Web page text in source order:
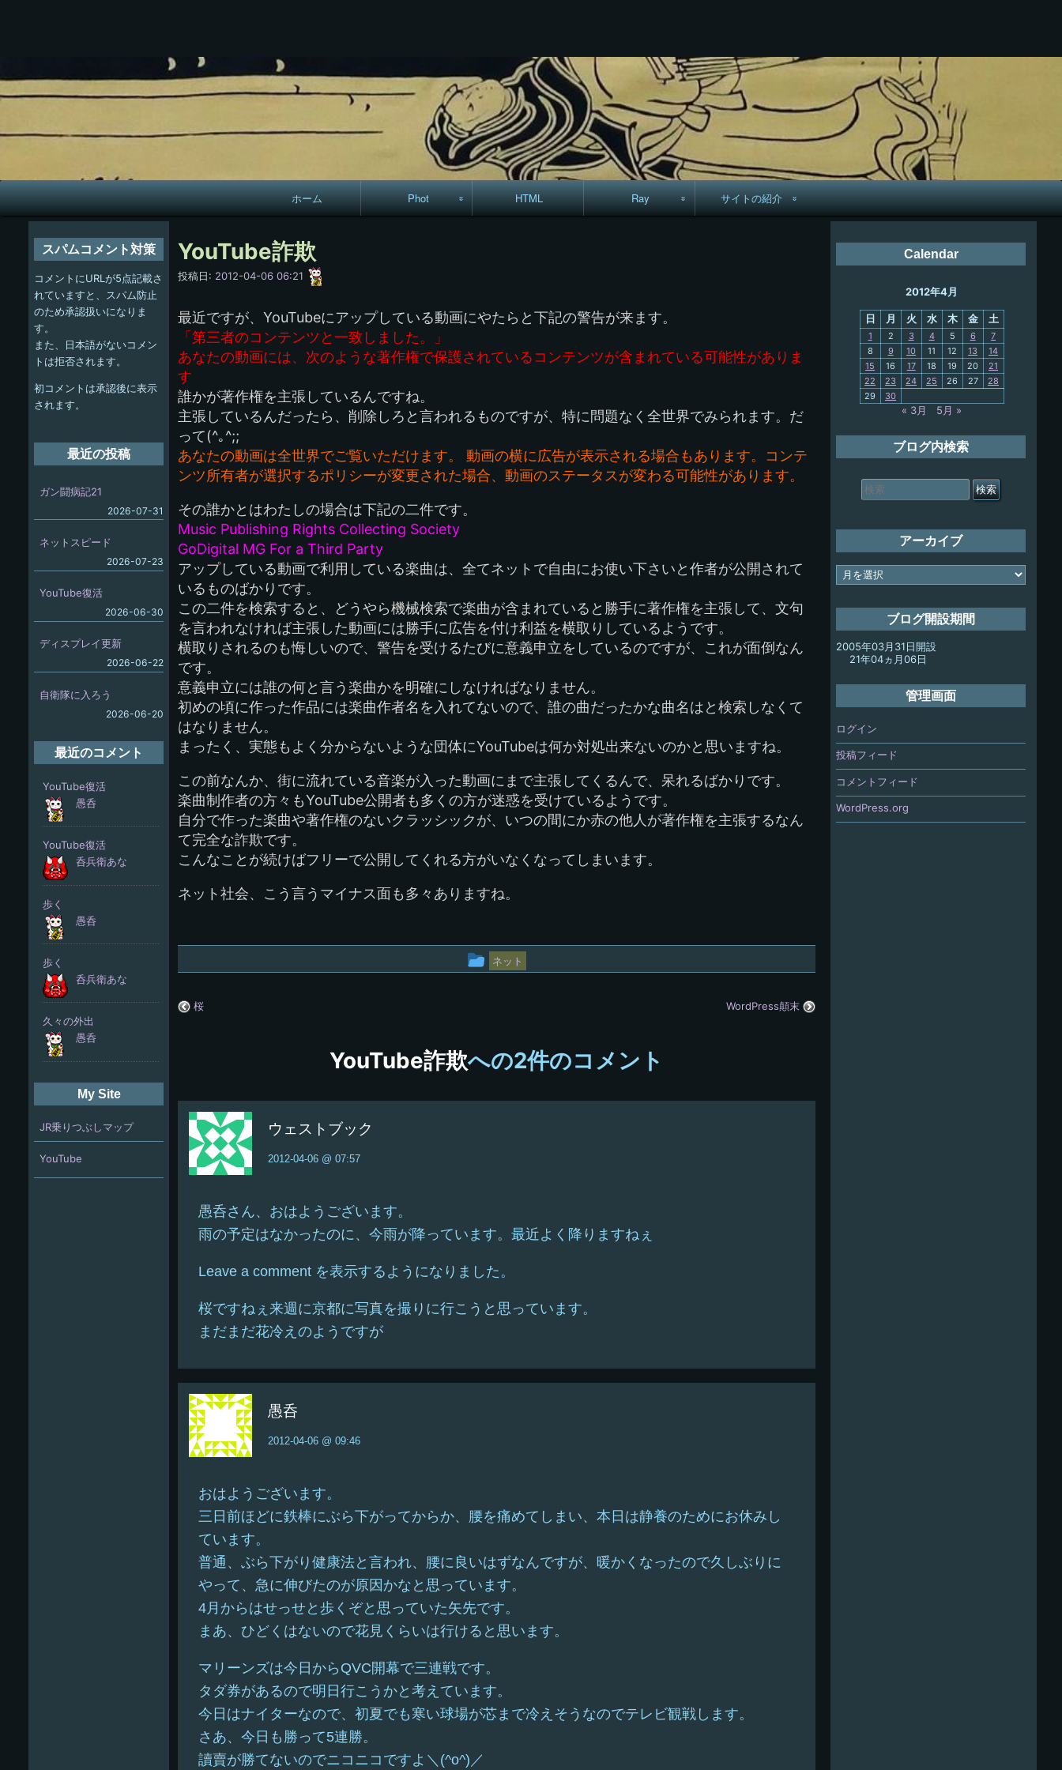
ン
ツ
へ
ス
キ
ッ
プ
メ
イ
ホーム Phot
手拭いの旅
HTML Ray サイトの紹介
My-PC
YouTube詐欺
投稿日: 2012-04-06 06:21
最近ですが、YouTubeにアップしている動画にやたらと下記の警告が来ます。
「第三者のコンテンツと一致しました。」
あなたの動画には、次のような著作権で保護されているコンテンツが含まれている可能性がありま
す
誰かが著作権を主張しているんですね。
主張しているんだったら、削除しろと言われるものですが、特に問題なく全世界でみられます。だ
って(^｡^;;
あなたの動画は全世界でご覧いただけます。 動画の横に広告が表示される場合もあります。コンテ
ンツ所有者が選択するポリシーが変更された場合、動画のステータスが変わる可能性があります。
その誰かとはわたしの場合は下記の二件です。
Music Publishing Rights Collecting Society
GoDigital MG For a Third Party
アップしている動画で利用している楽曲は、全てネットで自由にお使い下さいと作者が公開されて
いるものばかりです。
この二件を検索すると、どうやら機械検索で楽曲が含まれていると勝手に著作権を主張して、文句
を言われなければ主張した動画には勝手に広告を付け利益を横取りしているようです。
横取りされるのも悔しいので、警告を受けるたびに意義申立をしているのですが、これが面倒なん
です。
意義申立には誰の何と言う楽曲かを明確にしなければなりません。
初めの頃に作った作品には楽曲作者名を入れてないので、誰の曲だったかな曲名はと検索しなくて
はなりません。
まったく、実態もよく分からないような団体にYouTubeは何か対処出来ないのかと思いますね。
この前なんか、街に流れている音楽が入った動画にまで主張してくるんで、呆れるばかりです。
楽曲制作者の方々もYouTube公開者も多くの方が迷惑を受けているようです。
自分で作った楽曲や著作権のないクラッシックが、いつの間にか赤の他人が著作権を主張するなん
て完全な詐欺です。
こんなことが続けばフリーで公開してくれる方がいなくなってしまいます。
ネット社会、こう言うマイナス面も多々ありますね。
投
ー
ネット
桜 WordPress顛末
YouTube詐欺への2件のコメント
ウェストブック
2012-04-06 @ 07:57
愚呑さん、おはようございます。
雨の予定はなかったのに、今雨が降っています。最近よく降りますねぇ
Leave a comment を表示するようになりました。
桜ですねぇ来週に京都に写真を撮りに行こうと思っています。
まだまだ花冷えのようですが
愚呑
2012-04-06 @ 09:46
おはようございます。
三日前ほどに鉄棒にぶら下がってからか、腰を痛めてしまい、本日は静養のためにお休みし
ています。
普通、ぶら下がり健康法と言われ、腰に良いはずなんですが、暖かくなったので久しぶりに
やって、急に伸びたのが原因かなと思っています。
4月からはせっせと歩くぞと思っていた矢先です。
まあ、ひどくはないので花見くらいは行けると思います。
マリーンズは今日からQVC開幕で三連戦です。
タダ券があるので明日行こうかと考えています。
今日はナイターなので、初夏でも寒い球場が芯まで冷えそうなのでテレビ観戦します。
さあ、今日も勝って5連勝。
讀賣が勝てないのでニコニコですよ＼(^o^)／
Calendar
2012年4月
日 月 火 水 木 金 土
1 2 3 4 5 6
7
8
9 10 11 12 13
14
15
16 17 18 19 20
21
22
23 24 25 26 27
28
29
30
« 3月 5月 »
ブログ内検索
索
対
アーカイブ
ア
ー
ブ
ブログ開設期間
2005年03月31日開設
21年04ヵ月06日
管理画面
ログイン
投稿フィード
コメントフィード
WordPress.org
スパムコメント対策
コメントにURLが5点記載さ
れていますと、スパム防止
のため承認扱いになりま
す。
また、日本語がないコメン
トは拒否されます。
初コメントは承認後に表示
されます。
最近の投稿
ガン闘病記21
2026-07-31
ネットスピード
2026-07-23
YouTube復活
2026-06-30
ディスプレイ更新
2026-06-22
自衛隊に入ろう
2026-06-20
最近のコメント
My Site
JR乗りつぶしマップ
YouTube